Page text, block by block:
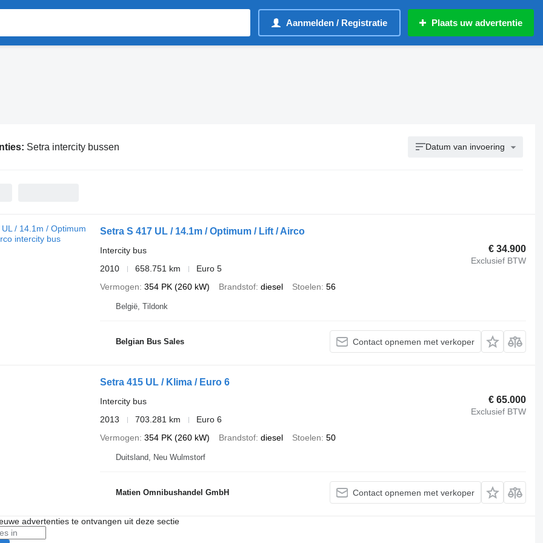
Aanmelden / Registratie Plaats uw advertentie
Setra intercity bussen Datum van invoering
Setra S 417 UL / 14.1m / Optimum / Lift / Airco
€ 34.900
Exclusief BTW
Intercity bus
2010
658.751 km
Euro 5
Vermogen 354 PK (260 kW) Brandstof diesel Stoelen 56
België, Tildonk
Belgian Bus Sales Contact opnemen met verkoper
Setra 415 UL / Klima / Euro 6
€ 65.000
Exclusief BTW
Intercity bus
2013
703.281 km
Euro 6
Vermogen 354 PK (260 kW) Brandstof diesel Stoelen 50
Duitsland, Neu Wulmstorf
Matien Omnibushandel GmbH Contact opnemen met verkoper
advertenties te ontvangen uit deze sectie